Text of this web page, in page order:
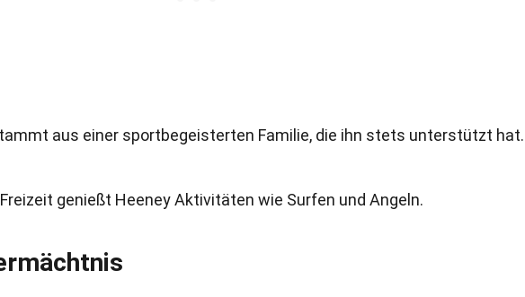
aus einer sportbegeisterten Familie, die ihn stets unterstützt hat.
genießt Heeney Aktivitäten wie Surfen und Angeln.